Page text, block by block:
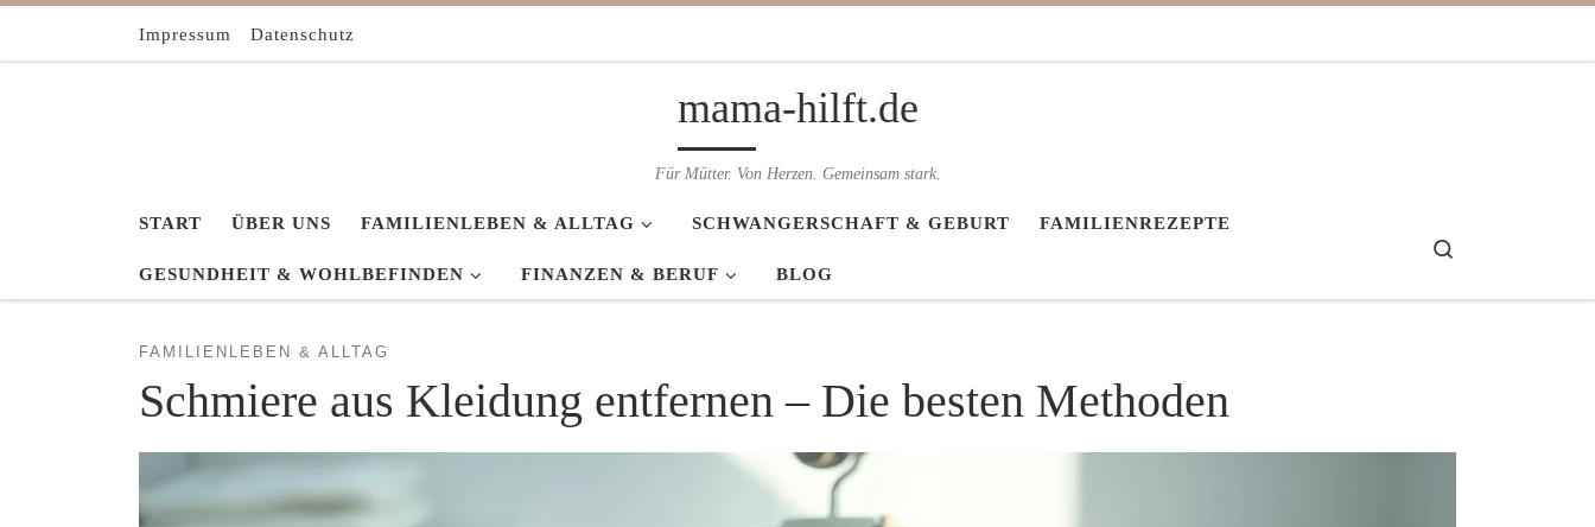
Zum Inhalt springen
Impressum Datenschutz
mama-hilft.de
Für Mütter. Von Herzen. Gemeinsam stark.
START ÜBER UNS FAMILIENLEBEN & ALLTAG SCHWANGERSCHAFT & GEBURT FAMILIENREZEPTE
GESUNDHEIT & WOHLBEFINDEN FINANZEN & BERUF BLOG
FAMILIENLEBEN & ALLTAG
Schmiere aus Kleidung entfernen – Die besten Methoden